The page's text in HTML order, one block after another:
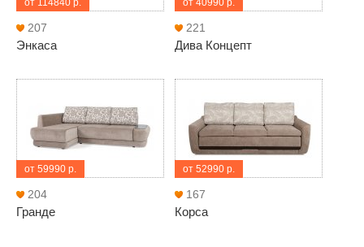
от 114840 р.
207
Энкаса
от 40990 р.
221
Дива Концепт
от 59990 р.
204
Гранде
от 52990 р.
167
Корса